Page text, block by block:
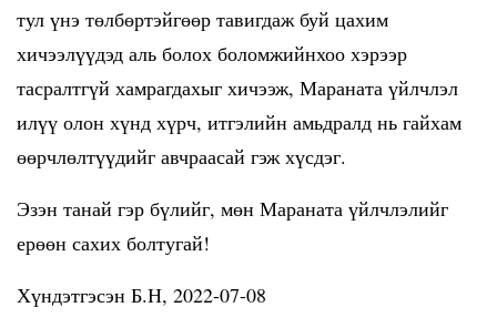
тул үнэ төлбөртэйгөөр тавигдаж буй цахим
хичээлүүдэд аль болох боломжийнхоо хэрээр
тасралтгүй хамрагдахыг хичээж, Мараната үйлчлэл
илүү олон хүнд хүрч, итгэлийн амьдралд нь гайхам
өөрчлөлтүүдийг авчраасай гэж хүсдэг.
Эзэн танай гэр бүлийг, мөн Мараната үйлчлэлийг
ерөөн сахих болтугай!
Хүндэтгэсэн Б.Н, 2022-07-08